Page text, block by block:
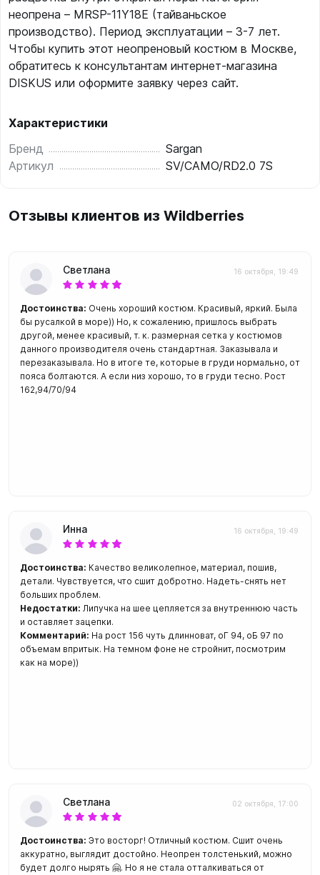
неопрена – МRSP-11Y18E (тайваньское
производство). Период эксплуатации – 3-7 лет.
Чтобы купить этот неопреновый костюм в Москве,
обратитесь к консультантам интернет-магазина
DISKUS или оформите заявку через сайт.
Характеристики
Бренд
Sargan
Артикул
SV/CAMO/RD2.0 7S
Отзывы клиентов из Wildberries
Светлана 16 октября, 19:49
Достоинства: Очень хороший костюм. Красивый, яркий. Была
бы русалкой в море)) Но, к сожалению, пришлось выбрать
другой, менее красивый, т. к. размерная сетка у костюмов
данного производителя очень стандартная. Заказывала и
перезаказывала. Но в итоге те, которые в груди нормально, от
пояса болтаются. А если низ хорошо, то в груди тесно. Рост
162,94/70/94
Инна 16 октября, 19:49
Достоинства: Качество великолепное, материал, пошив,
детали. Чувствуется, что сшит добротно. Надеть-снять нет
больших проблем.
Недостатки: Липучка на шее цепляется за внутреннюю часть
и оставляет зацепки.
Комментарий: На рост 156 чуть длинноват, оГ 94, оБ 97 по
объемам впритык. На темном фоне не стройнит, посмотрим
как на море))
Светлана 02 октября, 17:00
Достоинства: Это восторг! Отличный костюм. Сшит очень
аккуратно, выглядит достойно. Неопрен толстенький, можно
будет долго нырять 🤗. Но я не стала отталкиваться от